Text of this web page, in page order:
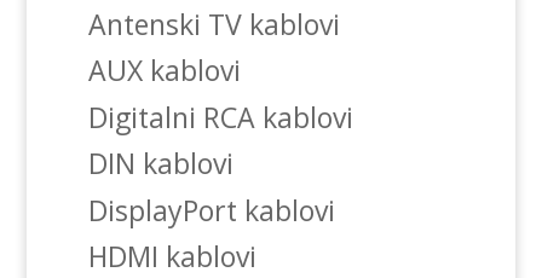
Antenski TV kablovi
AUX kablovi
Digitalni RCA kablovi
DIN kablovi
DisplayPort kablovi
HDMI kablovi